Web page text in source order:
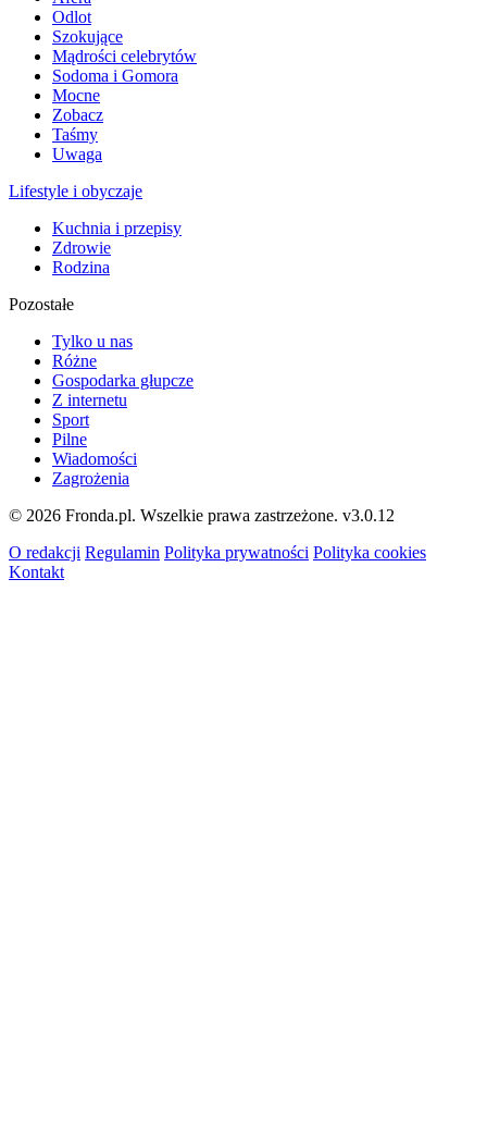
Odlot
Szokujące
Mądrości celebrytów
Sodoma i Gomora
Mocne
Zobacz
Taśmy
Uwaga
Lifestyle i obyczaje
Kuchnia i przepisy
Zdrowie
Rodzina
Pozostałe
Tylko u nas
Różne
Gospodarka głupcze
Z internetu
Sport
Pilne
Wiadomości
Zagrożenia
© 2026 Fronda.pl. Wszelkie prawa zastrzeżone. v3.0.12
O redakcji Regulamin Polityka prywatności Polityka cookies
Kontakt